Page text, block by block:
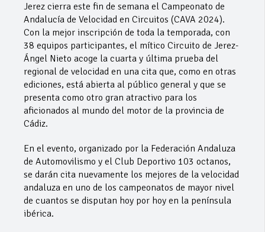
Jerez cierra este fin de semana el Campeonato de
Andalucía de Velocidad en Circuitos (CAVA 2024).
Con la mejor inscripción de toda la temporada, con
38 equipos participantes, el mítico Circuito de Jerez-
Ángel Nieto acoge la cuarta y última prueba del
regional de velocidad en una cita que, como en otras
ediciones, está abierta al público general y que se
presenta como otro gran atractivo para los
aficionados al mundo del motor de la provincia de
Cádiz.
En el evento, organizado por la Federación Andaluza
de Automovilismo y el Club Deportivo 103 octanos,
se darán cita nuevamente los mejores de la velocidad
andaluza en uno de los campeonatos de mayor nivel
de cuantos se disputan hoy por hoy en la península
ibérica.